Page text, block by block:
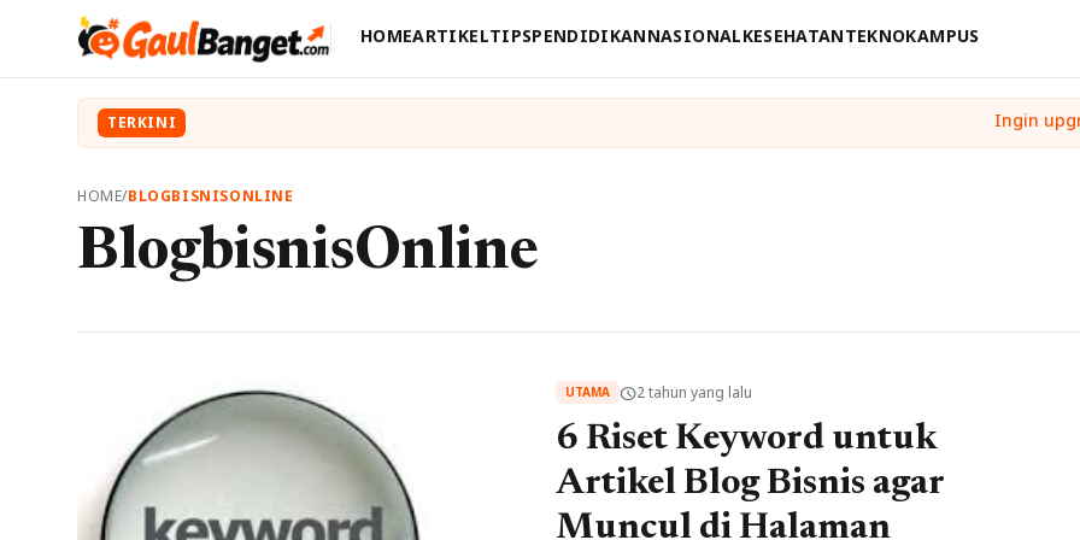
HOMEARTIKELTIPSPENDIDIKANNASIONALKESEHATANTEKNOKAMPUS
TERKINI
HOME/BLOGBISNISONLINE
BlogbisnisOnline
UTAMA schedule2 tahun yang lalu
6 Riset Keyword untuk
Artikel Blog Bisnis agar
Muncul di Halaman